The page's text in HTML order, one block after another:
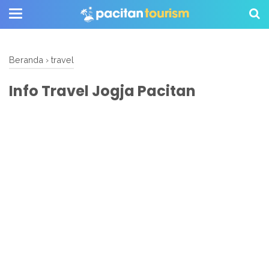
Beranda › travel
Info Travel Jogja Pacitan